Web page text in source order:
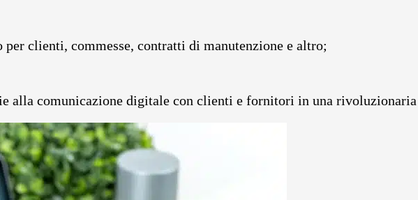
clienti, commesse, contratti di manutenzione e altro;
alla comunicazione digitale con clienti e fornitori in una